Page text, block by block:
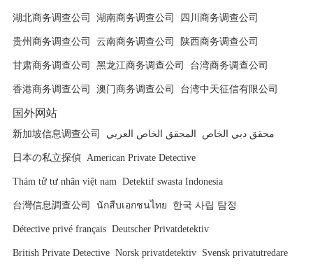
虽然是最不想
看到的结果，
但我还是十分
感谢安防公
让我看清了事
湖北商务调查公司 湖南商务调查公司 四川商务调查公司
贵州商务调查公司 云南商务调查公司 陕西商务调查公司
甘肃商务调查公司 黑龙江商务调查公司 台湾商务调查公司
香港商务调查公司 澳门商务调查公司 台湾中天征信有限公司
国外网站
新加坡信息调查公司 المحقق الخاص العربي محقق دبي الخاص
日本の私立探偵 American Private Detective
Thám tử tư nhân việt nam Detektif swasta Indonesia
台灣信息調查公司 นักสืบเอกชนไทย 한국 사립 탐정
Détective privé français Deutscher Privatdetektiv
British Private Detective Norsk privatdetektiv Svensk privatutredare